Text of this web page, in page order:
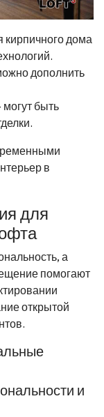
кирпичного дома
дополнить
могут быть
в
для
а
помогают
открытой
и